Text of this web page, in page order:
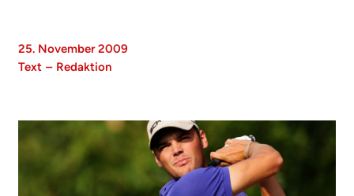
25. November 2009
Text – Redaktion